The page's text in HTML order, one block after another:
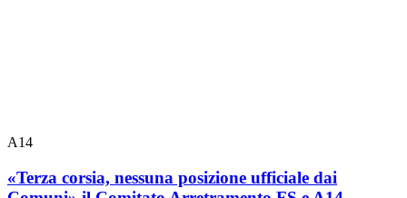
A14
«Terza corsia, nessuna posizione ufficiale dai